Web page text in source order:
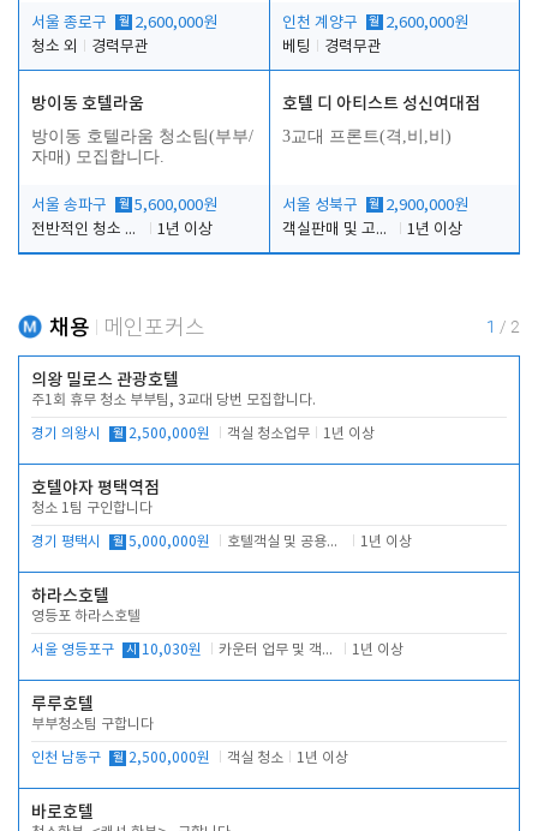
서울 종로구 월 2,600,000원
청소 외
경력무관
인천 계양구 월 2,600,000원
베팅
경력무관
방이동 호텔라움
방이동 호텔라움 청소팀(부부/
자매) 모집합니다.
서울 송파구 월 5,600,000원
전반적인 청소 업무(객실청소.객실정리)
1년 이상
호텔 디 아티스트 성신여대점
3교대 프론트(격,비,비)
서울 성북구 월 2,900,000원
객실판매 및 고객응대
1년 이상
채용 메인포커스 1 / 2
의왕 밀로스 관광호텔
주1회 휴무 청소 부부팀, 3교대 당번 모집합니다.
경기 의왕시 월 2,500,000원 객실 청소업무 1년 이상
호텔야자 평택역점
청소 1팀 구인합니다
경기 평택시 월 5,000,000원 호텔객실 및 공용시설 청소 관리 1년 이상
하라스호텔
영등포 하라스호텔
서울 영등포구 시 10,030원 카운터 업무 및 객실관리(청소상태 확인, 객실판매) 1년 이상
루루호텔
부부청소팀 구합니다
인천 남동구 월 2,500,000원 객실 청소 1년 이상
바로호텔